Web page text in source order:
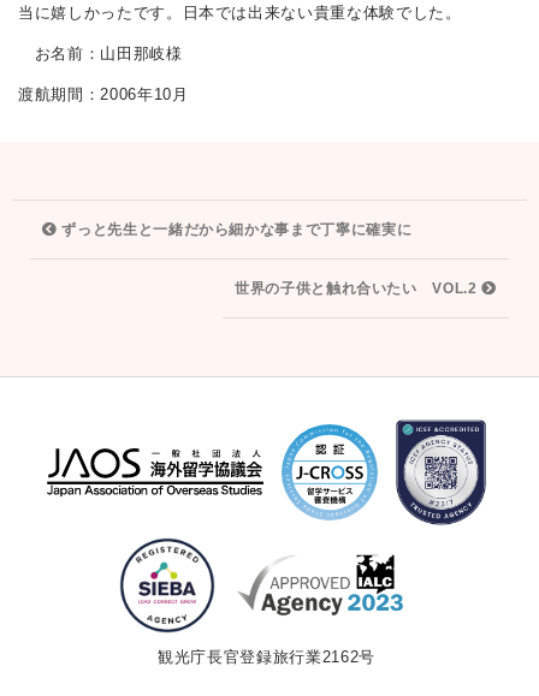
当に嬉しかったです。日本では出来ない貴重な体験でした。
お名前：山田那岐様
渡航期間：2006年10月
ずっと先生と一緒だから細かな事まで丁寧に確実に
世界の子供と触れ合いたい VOL.2
観光庁長官登録旅行業2162号